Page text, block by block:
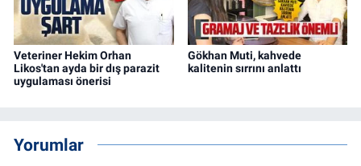
Veteriner Hekim Orhan
Likos'tan ayda bir dış parazit
uygulaması önerisi
Gökhan Muti, kahvede
kalitenin sırrını anlattı
Yorumlar